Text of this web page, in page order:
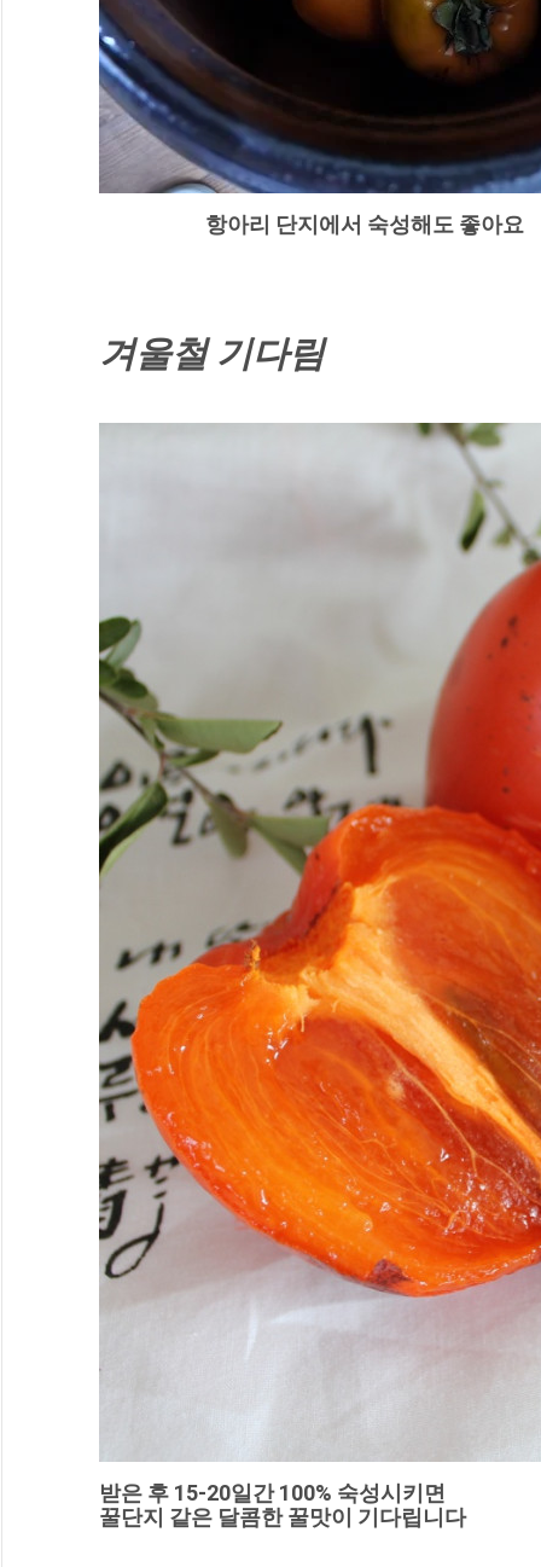
항아리 단지에서 숙성해도 좋아요
겨울철 기다림
받은 후 15-20일간 100% 숙성시키면
꿀단지 같은 달콤한 꿀맛이 기다립니다